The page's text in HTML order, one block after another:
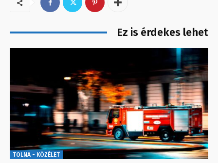
Ez is érdekes lehet
TOLNA - KÖZÉLET